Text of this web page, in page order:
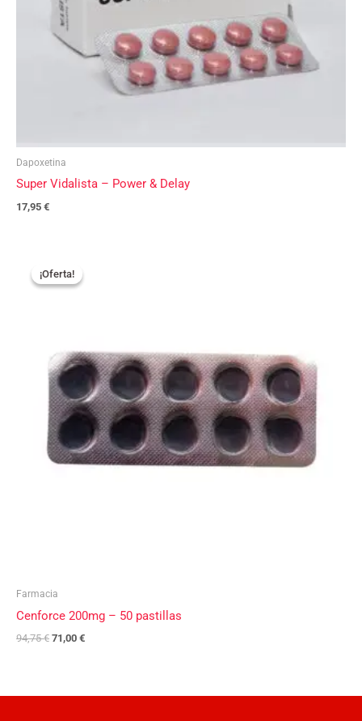
Dapoxetina
Super Vidalista – Power & Delay
17,95 €
¡Oferta!
¡Oferta!
Farmacia
Cenforce 200mg – 50 pastillas
94,75€
precio
original
71,00 €